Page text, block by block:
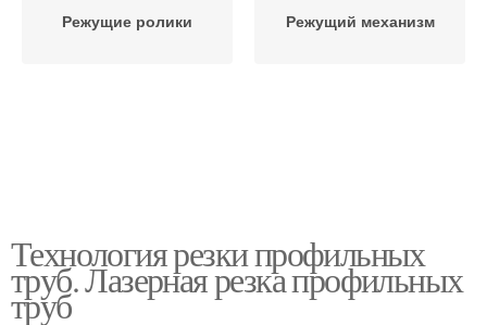
Режущие ролики Режущий механизм
Технология резки профильных
труб. Лазерная резка профильных
труб